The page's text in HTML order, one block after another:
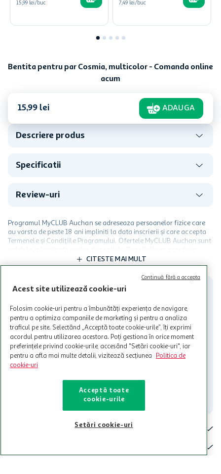
15,99 lei/buc 7,49 lei/buc
Bentita pentru par Cosmia, multicolor - Comanda online
acum
15,99 lei ADAUGA
Descriere produs
Specificatii
Review-uri
Programul MyCLUB Auchan se adreseaza persoanelor fizice care
au varsta de peste 18 ani impliniti la data inscrierii și care accepta
Termenele și Condițiile Programului. Ofertele MyCLUB Auchan sunt
valabile in limita stocurilor disponibile. Beneficiile se acorda in
limita a 12 unitati / card client o singura data in perioada promotiei.
Cardul poate fi utilizat doar in legatura cu magazinele Auchan
participante și pentru acțiuni promotionale indicate de Auchan si
nu poate fi utilizat in legatura cu alti comercianți sau pentru alte
care aceste este suspendat sau in perioada in care sunt efectuate
intretineri sau reparatii tehnice la sistemul de utilizarea al Cardului.
CITESTE MAI MULT
Contacteaza-ne!
Iti stam mereu la dispozitie.
Contact
Acest site utilizează cookie-uri
Folosim cookie-uri pentru a îmbunătăți experiența de navigare,
pentru a optimiza campaniile de marketing și pentru a analiza
traficul pe site. Selectând „Acceptă toate cookie-urile”, îți exprimi
acordul pentru utilizarea acestora. Poți gestiona în orice moment
preferințele privind cookie-urile, accesând "Setări cookie-uri", iar
pentru a afla mai multe detalii, vizitează secțiunea
Politica de
cookie-uri
Acceptă toate
cookie-urile
Setări cookie-uri
Continuă fără a accepta